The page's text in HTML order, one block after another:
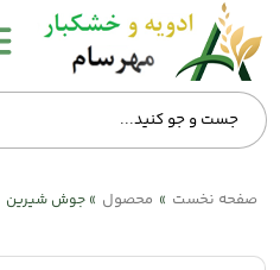
همه
دسته‌بندی‌ها
صفحه
اصلی
صفحه نخست » محصول » جوش شیرین